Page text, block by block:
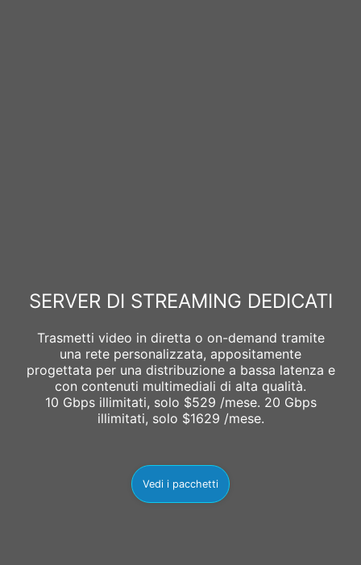
SERVER DI STREAMING DEDICATI
Trasmetti video in diretta o on-demand tramite
una rete personalizzata, appositamente
progettata per una distribuzione a bassa latenza e
con contenuti multimediali di alta qualità.
10 Gbps illimitati, solo $529 /mese. 20 Gbps
illimitati, solo $1629 /mese.
Vedi i pacchetti